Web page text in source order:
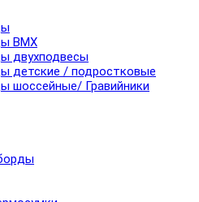
BMX
двухподвесы
детские / подростковые
шоссейные/ Гравийники